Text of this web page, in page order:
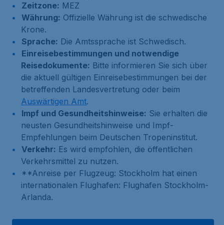
Zeitzone: MEZ
Währung: Offizielle Währung ist die schwedische
Krone.
Sprache: Die Amtssprache ist Schwedisch.
Einreisebestimmungen und notwendige
Reisedokumente: Bitte informieren Sie sich über
die aktuell gültigen Einreisebestimmungen bei der
betreffenden Landesvertretung oder beim
Auswärtigen Amt.
Impf und Gesundheitshinweise: Sie erhalten die
neusten Gesundheitshinweise und Impf-
Empfehlungen beim Deutschen Tropeninstitut.
Verkehr: Es wird empfohlen, die öffentlichen
Verkehrsmittel zu nutzen.
**Anreise per Flugzeug: Stockholm hat einen
internationalen Flughafen: Flughafen Stockholm-
Arlanda.